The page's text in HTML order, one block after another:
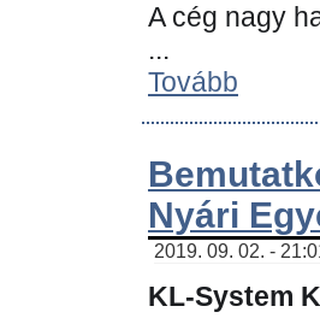
A cég nagy
...
Tovább
Nyári
2019. 09. 02. -
KL-System